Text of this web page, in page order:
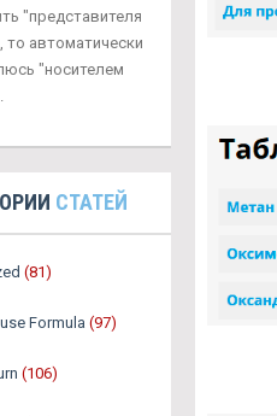
"представителя
то автоматически
"носителем
СТАТЕЙ
(81)
Formula (97)
(106)